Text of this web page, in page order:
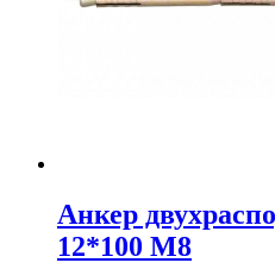
Анкер
12*100 М8